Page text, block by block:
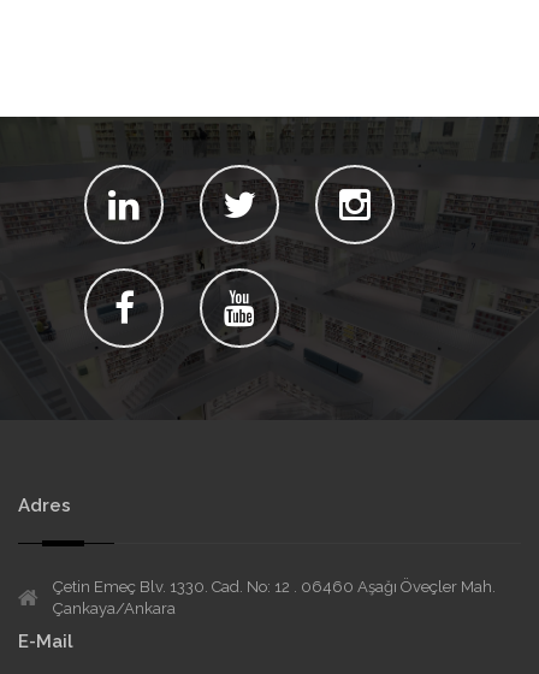
Adres
Çetin Emeç Blv. 1330. Cad. No: 12 . 06460 Aşağı Öveçler Mah.
Çankaya/Ankara
E-Mail